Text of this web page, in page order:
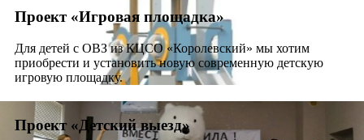
Проект «Игровая площадка»
Для детей с ОВЗ из КЦСО «Королевский» мы хотим
приобрести и установить новую современную детскую
игровую площадку.
Проект «Детский выезд»